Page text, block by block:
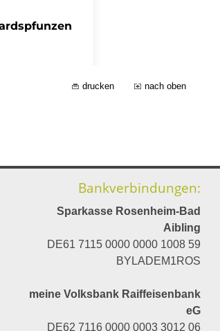
drucken nach oben
Bankverbindungen:
Sparkasse Rosenheim-Bad
Aibling
DE61 7115 0000 0000 1008 59
BYLADEM1ROS
meine Volksbank Raiffeisenbank
eG
DE62 7116 0000 0003 3012 06